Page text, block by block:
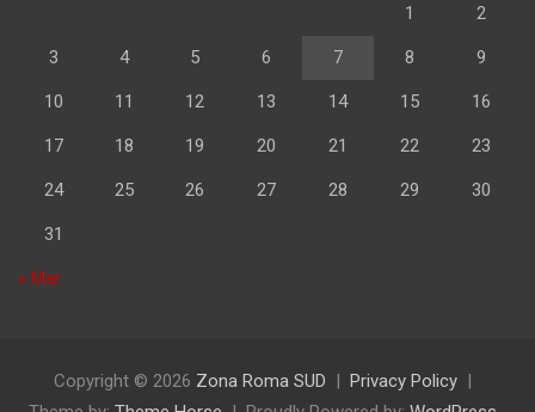
1 2
3 4 5 6 7 8 9
10 11 12 13 14 15 16
17 18 19 20 21 22 23
24 25 26 27 28 29 30
31
« Mar
Copyright © 2026 Zona Roma SUD
Privacy Policy